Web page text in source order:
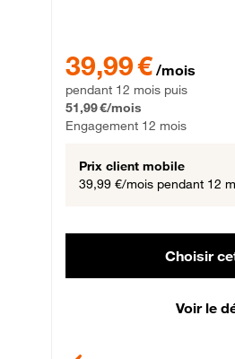
39,99 € /mois
pendant 12 mois puis
51,99 €/mois
Engagement 12 mois
Prix client mobile
39,99 €/mois pendant 12
Choisir
Voir le